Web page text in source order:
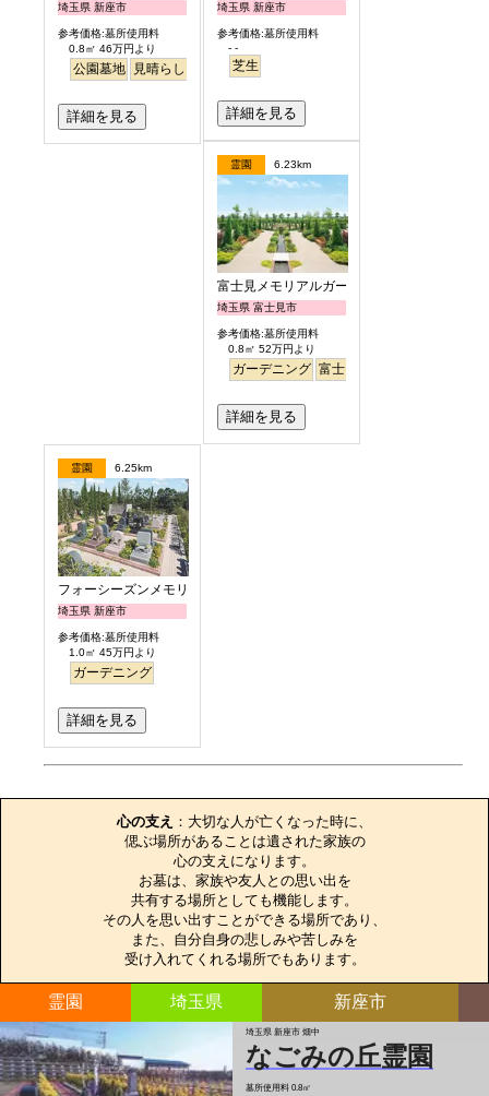
埼玉県 新座市
参考価格:墓所使用料
0.8㎡ 46万円より
公園墓地 見晴らし・眺望 バリアフリー
詳細を見る
埼玉県 新座市
参考価格:墓所使用料
- -
芝生
詳細を見る
霊園 6.23km
富士見メモリアルガーデン
埼玉県 富士見市
参考価格:墓所使用料
0.8㎡ 52万円より
ガーデニング 富士山
詳細を見る
霊園 6.25km
フォーシーズンメモリアル新座
埼玉県 新座市
参考価格:墓所使用料
1.0㎡ 45万円より
ガーデニング
詳細を見る
心の支え ：大切な人が亡くなった時に、
偲ぶ場所があることは遺された家族の
心の支えになります。
お墓は、家族や友人との思い出を
共有する場所としても機能します。
その人を思い出すことができる場所であり、
また、自分自身の悲しみや苦しみを
受け入れてくれる場所でもあります。
霊園 埼玉県 新座市
埼玉県 新座市 畑中
なごみの丘霊園
墓所使用料 0.8㎡